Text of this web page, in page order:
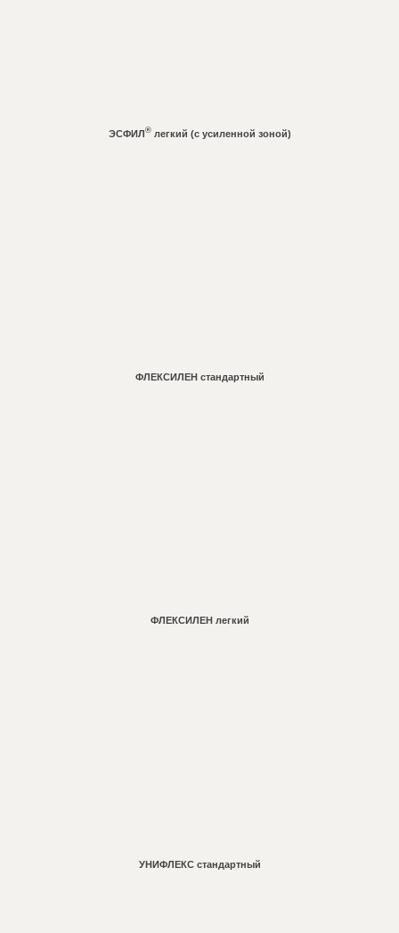
ЭСФИЛ®легкий (с усиленной зоной)
ФЛЕКСИЛЕН стандартный
ФЛЕКСИЛЕН легкий
УНИФЛЕКС стандартный